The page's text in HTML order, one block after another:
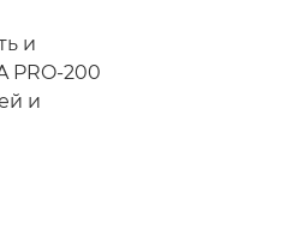
и
PRO-200
и